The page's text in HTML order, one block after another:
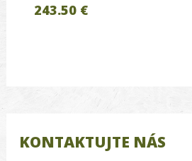
243.50 €
KONTAKTUJTE NÁS